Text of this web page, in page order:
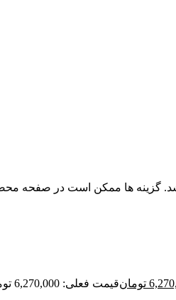
گزینه ها ممکن است در صفحه
تومانقیمت فعلی: 6,270,000 تومان.